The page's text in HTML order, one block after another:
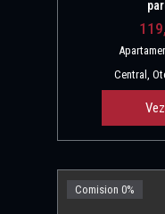
Central,
Comision 0%